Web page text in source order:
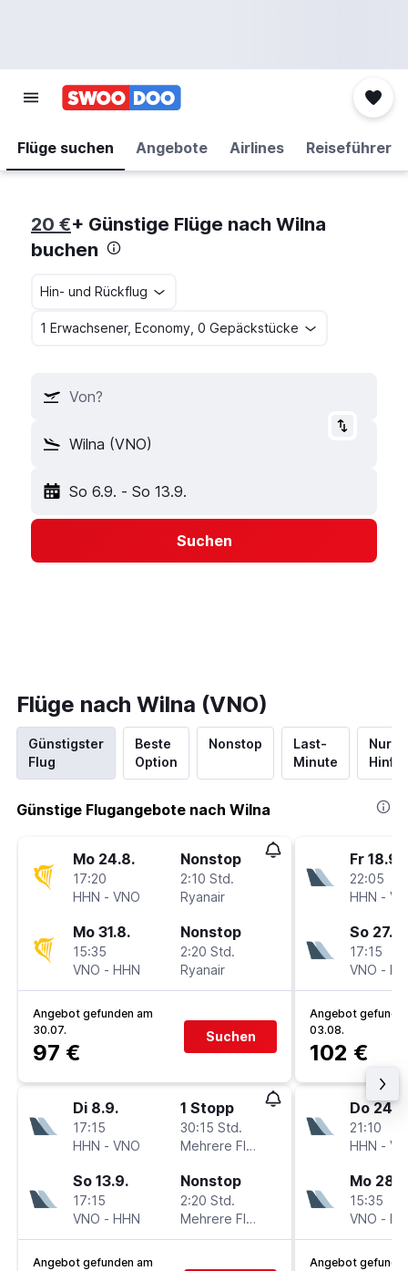
Flüge suchen Angebote Airlines Reiseführer
20 €+ Günstige Flüge nach Wilna
buchen
Hin- und Rückflug
1 Erwachsener, Economy, 0 Gepäckstücke
Von?
Wilna (VNO)
So 6.9. - So 13.9.
Suchen
Flüge nach Wilna (VNO)
Günstigster
Flug
Beste
Option
Nonstop
Last-
Minute
Nur
Günstige Flugangebote nach Wilna
Mo 24.8.
17:20
HHN - VNO
Nonstop
2:10 Std.
Ryanair
Mo 31.8.
15:35
VNO - HHN
Nonstop
2:20 Std.
Ryanair
Angebot gefunden am
30.07.
97 €
Suchen
Di 8.9.
17:15
HHN - VNO
1 Stopp
30:15 Std.
Mehrere Fluglinien
So 13.9.
17:15
VNO - HHN
Nonstop
2:20 Std.
Mehrere Fluglinien
Angebot gefunden am
Fr 18.9.
22:05
HHN -
So 27.9.
17:15
VNO -
Angebot
03.08.
102 €
Do
21:10
HHN -
Mo
15:35
VNO -
Angebot